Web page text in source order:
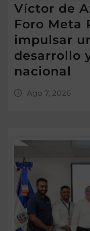
Víctor de
Foro Meta
impulsar
desarrollo
nacional
Ago 7, 2026